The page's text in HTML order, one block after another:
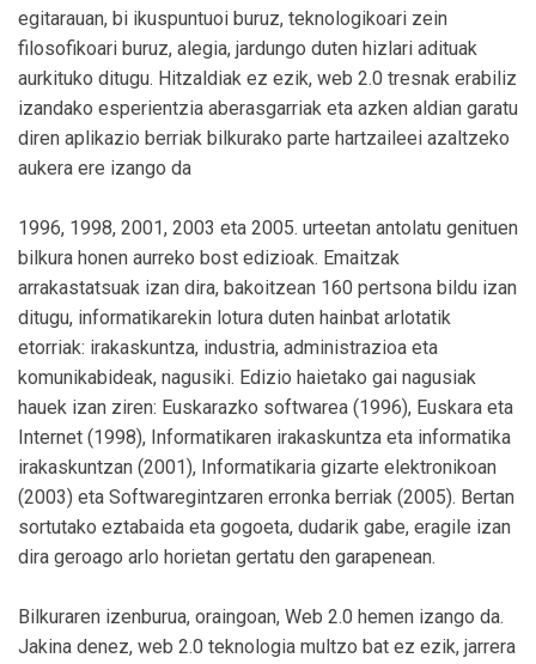
egitarauan, bi ikuspuntuoi buruz, teknologikoari zein
filosofikoari buruz, alegia, jardungo duten hizlari adituak
aurkituko ditugu. Hitzaldiak ez ezik, web 2.0 tresnak erabiliz
izandako esperientzia aberasgarriak eta azken aldian garatu
diren aplikazio berriak bilkurako parte hartzaileei azaltzeko
aukera ere izango da
1996, 1998, 2001, 2003 eta 2005. urteetan antolatu genituen
bilkura honen aurreko bost edizioak. Emaitzak
arrakastatsuak izan dira, bakoitzean 160 pertsona bildu izan
ditugu, informatikarekin lotura duten hainbat arlotatik
etorriak: irakaskuntza, industria, administrazioa eta
komunikabideak, nagusiki. Edizio haietako gai nagusiak
hauek izan ziren: Euskarazko softwarea (1996), Euskara eta
Internet (1998), Informatikaren irakaskuntza eta informatika
irakaskuntzan (2001), Informatikaria gizarte elektronikoan
(2003) eta Softwaregintzaren erronka berriak (2005). Bertan
sortutako eztabaida eta gogoeta, dudarik gabe, eragile izan
dira geroago arlo horietan gertatu den garapenean.
Bilkuraren izenburua, oraingoan, Web 2.0 hemen izango da.
Jakina denez, web 2.0 teknologia multzo bat ez ezik, jarrera